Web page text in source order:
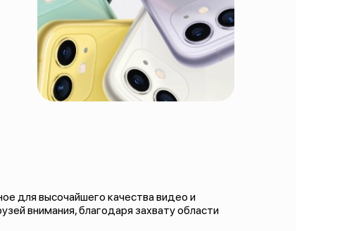
для высочайшего качества видео и
внимания, благодаря захвату области